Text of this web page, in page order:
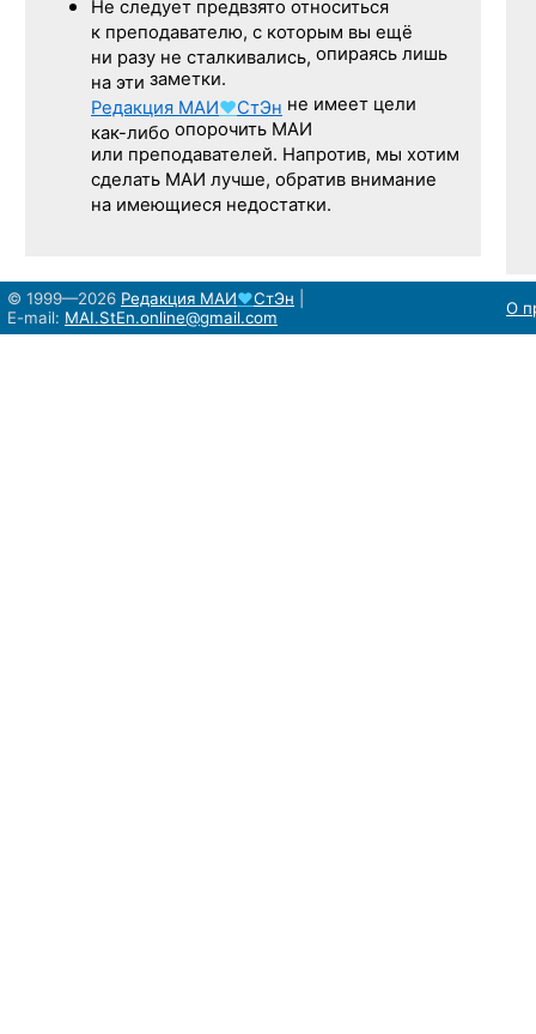
Не следует предвзято относиться
к преподавателю, с которым вы ещё
ни разу не сталкивались, опираясь лишь
на эти заметки.
Редакция МАИ♥СтЭн не имеет цели
как-либо опорочить МАИ
или преподавателей. Напротив, мы хотим
сделать МАИ лучше, обратив внимание
на имеющиеся недостатки.
© 1999—2026 Редакция МАИ♥СтЭн
E-mail: MAI.StEn.online@gmail.com О